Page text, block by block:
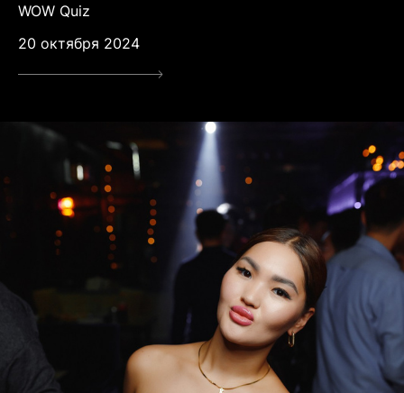
WOW Quiz
20 октября 2024